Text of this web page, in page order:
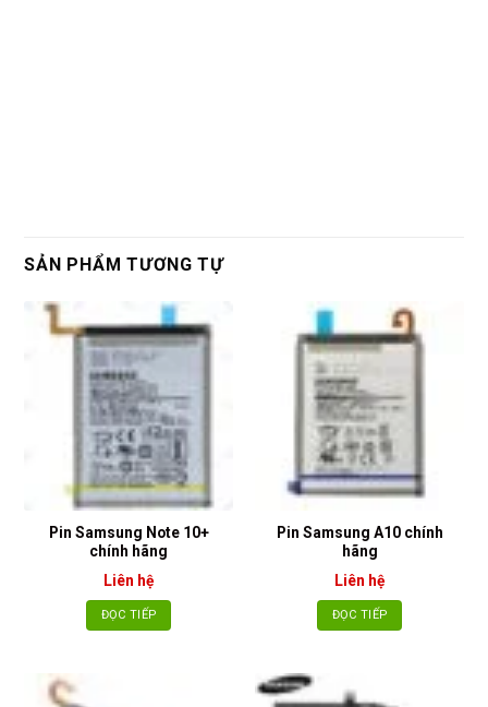
SẢN PHẨM TƯƠNG TỰ
Pin Samsung Note 10+
chính hãng
Liên hệ
ĐỌC TIẾP
Pin Samsung A10 chính
hãng
Liên hệ
ĐỌC TIẾP